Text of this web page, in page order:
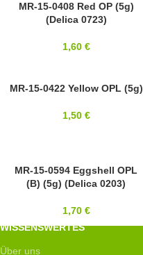
15/0MR-15-0408 Red OP (5g)
(Delica 0723)
1,60 €
15/0
MR-15-0422 Yellow OPL (5g)
1,50 €
15/0
MIYUKI
MR-15-0594 Eggshell OPL
(B) (5g) (Delica 0203)
1,70 €
WISSENSWERTES
Über uns